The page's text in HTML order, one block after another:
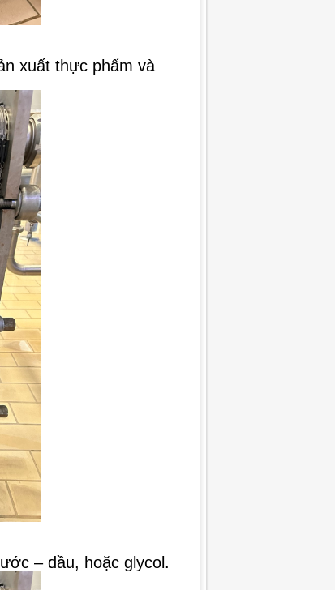
xuất thực phẩm và
– dầu, hoặc glycol.